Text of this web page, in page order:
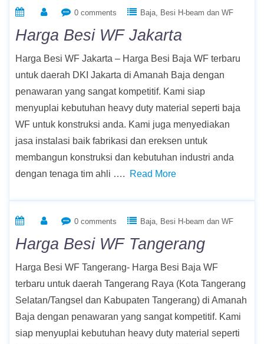
0 comments Baja Besi H-beam dan WF
Harga Besi WF Jakarta
Harga Besi WF Jakarta – Harga Besi Baja WF terbaru
untuk daerah DKI Jakarta di Amanah Baja dengan
penawaran yang sangat kompetitif. Kami siap
menyuplai kebutuhan heavy duty material seperti baja
WF untuk konstruksi anda. Kami juga menyediakan
jasa instalasi baik fabrikasi dan ereksen untuk
membangun konstruksi dan kebutuhan industri anda
dengan tenaga tim ahli ….
Read More
0 comments Baja Besi H-beam dan WF
Harga Besi WF Tangerang
Harga Besi WF Tangerang- Harga Besi Baja WF
terbaru untuk daerah Tangerang Raya (Kota Tangerang
Selatan/Tangsel dan Kabupaten Tangerang) di Amanah
Baja dengan penawaran yang sangat kompetitif. Kami
siap menyuplai kebutuhan heavy duty material seperti